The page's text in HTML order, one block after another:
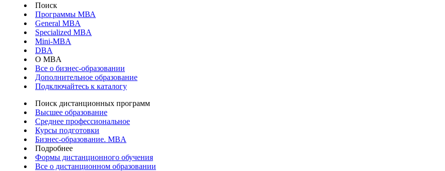
Поиск
Программы МВА
General MBA
Specialized MBA
Mini-MBA
DBA
О MBA
Все о бизнес-образовании
Дополнительное образование
Подключайтесь к каталогу
Поиск дистанционных программ
Высшее образование
Среднее профессиональное
Курсы подготовки
Бизнес-образование. MBA
Подробнее
Формы дистанционного обучения
Все о дистанционном образовании